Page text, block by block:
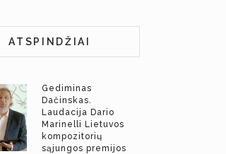
ATSPINDŽIAI
Gediminas
Dačinskas.
Laudacija Dario
Marinelli Lietuvos
kompozitorių
sąjungos premijos